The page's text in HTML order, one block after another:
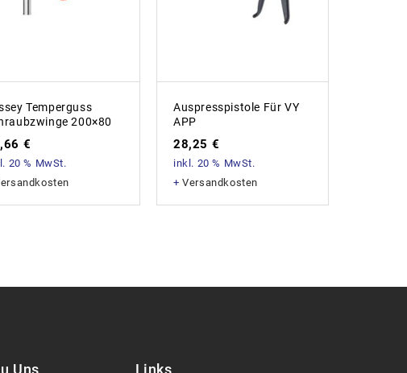
Temperguss
200×80
€
20 % MwSt.
Auspresspistole Für VY
APP
28,25 €
inkl. 20 % MwSt.
+Versandkosten
Uns Links